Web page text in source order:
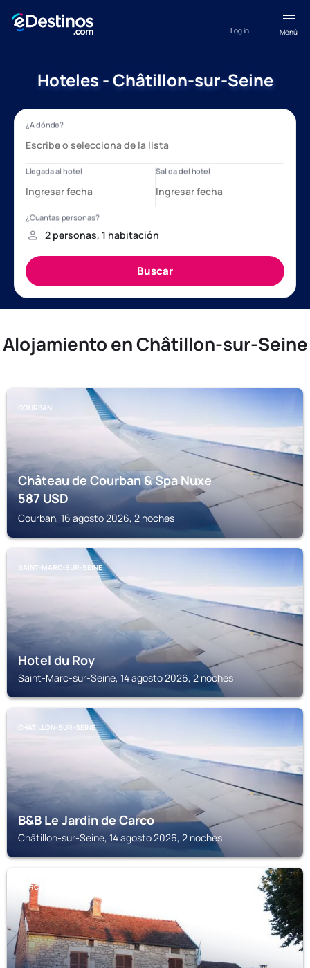
Menú
Log in
Hoteles - Châtillon-sur-Seine
Alojamiento en Châtillon-sur-Seine
COURBAN
Château de Courban & Spa Nuxe
587USD
Courban, 16 agosto 2026, 2 noches
SAINT-MARC-SUR-SEINE
Hotel du Roy
Saint-Marc-sur-Seine, 14 agosto 2026, 2 noches
CHÂTILLON-SUR-SEINE
B&B Le Jardin de Carco
Châtillon-sur-Seine, 14 agosto 2026, 2 noches
MARCENAY